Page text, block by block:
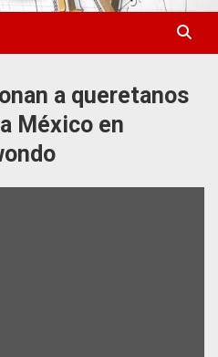
a queretanos
México en